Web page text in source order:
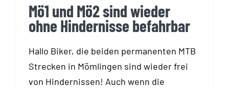
Mö1 und Mö2 sind wieder
ohne Hindernisse befahrbar
Hallo Biker, die beiden permanenten MTB
Strecken in Mömlingen sind wieder frei
von Hindernissen! Auch wenn die